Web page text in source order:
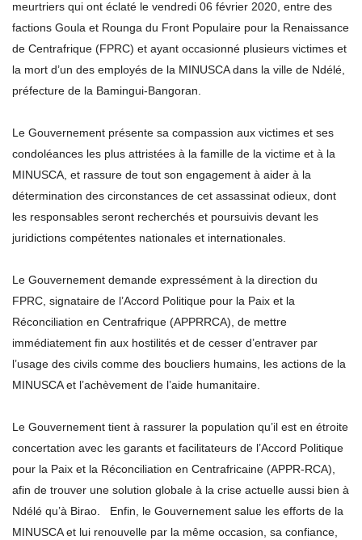
meurtriers qui ont éclaté le vendredi 06 février 2020, entre des
factions Goula et Rounga du Front Populaire pour la Renaissance
de Centrafrique (FPRC) et ayant occasionné plusieurs victimes et
la mort d’un des employés de la MINUSCA dans la ville de Ndélé,
préfecture de la Bamingui-Bangoran.
Le Gouvernement présente sa compassion aux victimes et ses
condoléances les plus attristées à la famille de la victime et à la
MINUSCA, et rassure de tout son engagement à aider à la
détermination des circonstances de cet assassinat odieux, dont
les responsables seront recherchés et poursuivis devant les
juridictions compétentes nationales et internationales.
Le Gouvernement demande expressément à la direction du
FPRC, signataire de l’Accord Politique pour la Paix et la
Réconciliation en Centrafrique (APPRRCA), de mettre
immédiatement fin aux hostilités et de cesser d’entraver par
l’usage des civils comme des boucliers humains, les actions de la
MINUSCA et l’achèvement de l’aide humanitaire.
Le Gouvernement tient à rassurer la population qu’il est en étroite
concertation avec les garants et facilitateurs de l’Accord Politique
pour la Paix et la Réconciliation en Centrafricaine (APPR-RCA),
afin de trouver une solution globale à la crise actuelle aussi bien à
Ndélé qu’à Birao. Enfin, le Gouvernement salue les efforts de la
MINUSCA et lui renouvelle par la même occasion, sa confiance,